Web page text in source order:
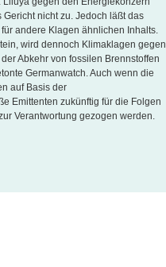
nicht zu. Jedoch läßt das
andere Klagen ähnlichen Inhalts.
wird dennoch Klimaklagen gegen
Abkehr von fossilen Brennstoffen
Germanwatch. Auch wenn die
auf Basis der
Emittenten zukünftig für die Folgen
Verantwortung gezogen werden.